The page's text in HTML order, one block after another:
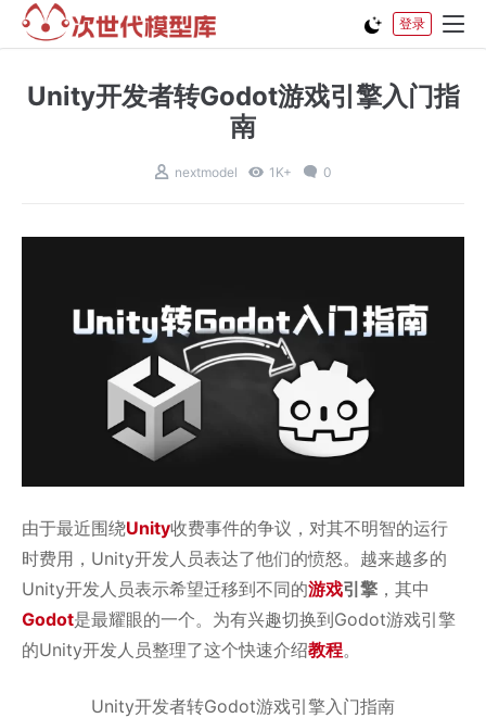
登录
Unity开发者转Godot游戏引擎入门指
南
nextmodel 1K+ 0
由于最近围绕Unity收费事件的争议，对其不明智的运行
时费用，Unity开发人员表达了他们的愤怒。越来越多的
Unity开发人员表示希望迁移到不同的游戏引擎 ，其中
Godot是最耀眼的一个。为有兴趣切换到Godot游戏引擎
的Unity开发人员整理了这个快速介绍教程。
Unity开发者转Godot游戏引擎入门指南